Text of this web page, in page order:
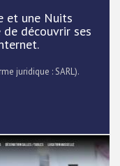
et une Nuits
découvrir ses
juridique : SARL).